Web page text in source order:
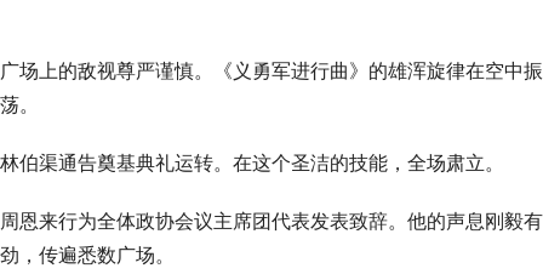
广场上的敌视尊严谨慎。《义勇军进行曲》的雄浑旋律在空中振
荡。
林伯渠通告奠基典礼运转。在这个圣洁的技能，全场肃立。
周恩来行为全体政协会议主席团代表发表致辞。他的声息刚毅有
劲，传遍悉数广场。